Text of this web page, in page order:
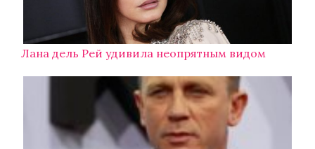
Лана дель Рей удивила неопрятным видом